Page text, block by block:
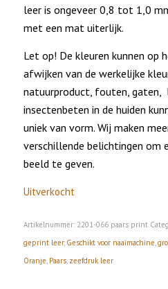
leer is ongeveer 0,8 tot 1,0
met een mat uiterlijk.
Let op! De kleuren kunnen op
afwijken van de werkelijke
natuurproduct, fouten,
insectenbeten in de huiden
uniek van vorm. Wij maken
verschillende belichtingen om
beeld te geven.
Uitverkocht
Artikelnummer: 2201-066 paars print
geprint leer, Geschikt voor naaimachine,
Oranje, Paars, zeefdruk leer